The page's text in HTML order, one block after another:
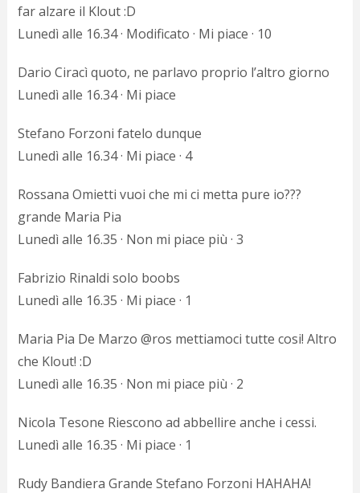
far alzare il Klout :D
Lunedì alle 16.34 · Modificato · Mi piace · 10
Dario Ciracì quoto, ne parlavo proprio l’altro giorno
Lunedì alle 16.34 · Mi piace
Stefano Forzoni fatelo dunque
Lunedì alle 16.34 · Mi piace · 4
Rossana Omietti vuoi che mi ci metta pure io???
grande Maria Pia
Lunedì alle 16.35 · Non mi piace più · 3
Fabrizio Rinaldi solo boobs
Lunedì alle 16.35 · Mi piace · 1
Maria Pia De Marzo @ros mettiamoci tutte cosi! Altro
che Klout! :D
Lunedì alle 16.35 · Non mi piace più · 2
Nicola Tesone Riescono ad abbellire anche i cessi.
Lunedì alle 16.35 · Mi piace · 1
Rudy Bandiera Grande Stefano Forzoni HAHAHA!